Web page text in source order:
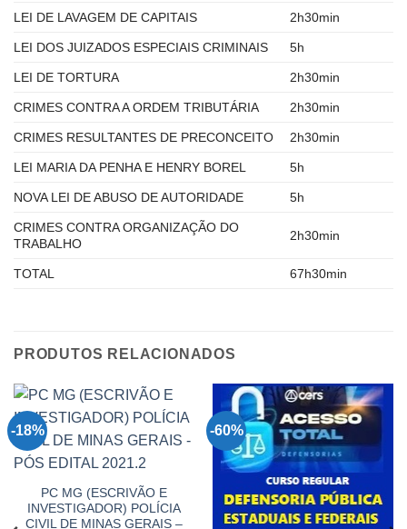
LEI DE LAVAGEM DE CAPITAIS 2h30min
LEI DOS JUIZADOS ESPECIAIS CRIMINAIS 5h
LEI DE TORTURA 2h30min
CRIMES CONTRA A ORDEM TRIBUTÁRIA 2h30min
CRIMES RESULTANTES DE PRECONCEITO 2h30min
LEI MARIA DA PENHA E HENRY BOREL 5h
NOVA LEI DE ABUSO DE AUTORIDADE 5h
CRIMES CONTRA ORGANIZAÇÃO DO
TRABALHO
2h30min
TOTAL 67h30min
PRODUTOS RELACIONADOS
-18%
PC MG (ESCRIVÃO E
INVESTIGADOR) POLÍCIA
CIVIL DE MINAS GERAIS –
-60%